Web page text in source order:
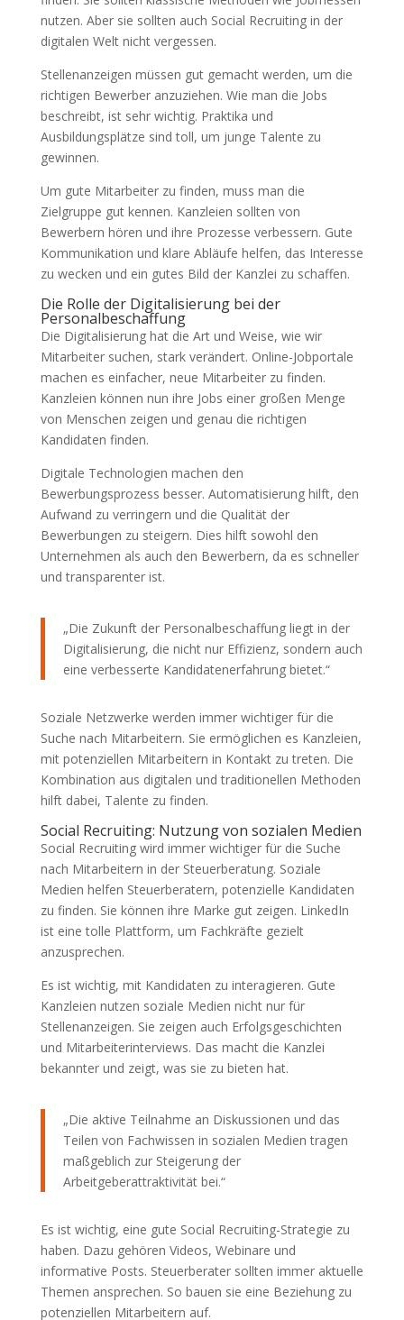
nutzen. Aber sie sollten auch Social Recruiting in der
digitalen Welt nicht vergessen.
Stellenanzeigen müssen gut gemacht werden, um die
richtigen Bewerber anzuziehen. Wie man die Jobs
beschreibt, ist sehr wichtig. Praktika und
Ausbildungsplätze sind toll, um junge Talente zu
gewinnen.
Um gute Mitarbeiter zu finden, muss man die
Zielgruppe gut kennen. Kanzleien sollten von
Bewerbern hören und ihre Prozesse verbessern. Gute
Kommunikation und klare Abläufe helfen, das Interesse
zu wecken und ein gutes Bild der Kanzlei zu schaffen.
Die Rolle der Digitalisierung bei der
Personalbeschaffung
Die Digitalisierung hat die Art und Weise, wie wir
Mitarbeiter suchen, stark verändert. Online-Jobportale
machen es einfacher, neue Mitarbeiter zu finden.
Kanzleien können nun ihre Jobs einer großen Menge
von Menschen zeigen und genau die richtigen
Kandidaten finden.
Digitale Technologien machen den
Bewerbungsprozess besser. Automatisierung hilft, den
Aufwand zu verringern und die Qualität der
Bewerbungen zu steigern. Dies hilft sowohl den
Unternehmen als auch den Bewerbern, da es schneller
und transparenter ist.
„Die Zukunft der Personalbeschaffung liegt in der
Digitalisierung, die nicht nur Effizienz, sondern auch
eine verbesserte Kandidatenerfahrung bietet.“
Soziale Netzwerke werden immer wichtiger für die
Suche nach Mitarbeitern. Sie ermöglichen es Kanzleien,
mit potenziellen Mitarbeitern in Kontakt zu treten. Die
Kombination aus digitalen und traditionellen Methoden
hilft dabei, Talente zu finden.
Social Recruiting: Nutzung von sozialen Medien
Social Recruiting wird immer wichtiger für die Suche
nach Mitarbeitern in der Steuerberatung. Soziale
Medien helfen Steuerberatern, potenzielle Kandidaten
zu finden. Sie können ihre Marke gut zeigen. LinkedIn
ist eine tolle Plattform, um Fachkräfte gezielt
anzusprechen.
Es ist wichtig, mit Kandidaten zu interagieren. Gute
Kanzleien nutzen soziale Medien nicht nur für
Stellenanzeigen. Sie zeigen auch Erfolgsgeschichten
und Mitarbeiterinterviews. Das macht die Kanzlei
bekannter und zeigt, was sie zu bieten hat.
„Die aktive Teilnahme an Diskussionen und das
Teilen von Fachwissen in sozialen Medien tragen
maßgeblich zur Steigerung der
Arbeitgeberattraktivität bei.“
Es ist wichtig, eine gute Social Recruiting-Strategie zu
haben. Dazu gehören Videos, Webinare und
informative Posts. Steuerberater sollten immer aktuelle
Themen ansprechen. So bauen sie eine Beziehung zu
potenziellen Mitarbeitern auf.